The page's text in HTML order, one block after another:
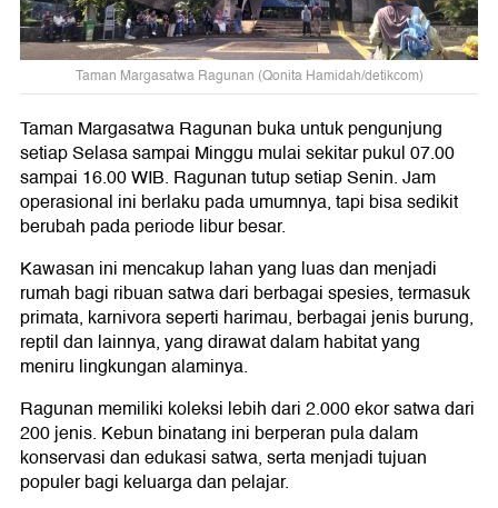
Taman Margasatwa Ragunan (Qonita Hamidah/detikcom)
Taman Margasatwa Ragunan buka untuk pengunjung
setiap Selasa sampai Minggu mulai sekitar pukul 07.00
sampai 16.00 WIB. Ragunan tutup setiap Senin. Jam
operasional ini berlaku pada umumnya, tapi bisa sedikit
berubah pada periode libur besar.
Kawasan ini mencakup lahan yang luas dan menjadi
rumah bagi ribuan satwa dari berbagai spesies, termasuk
primata, karnivora seperti harimau, berbagai jenis burung,
reptil dan lainnya, yang dirawat dalam habitat yang
meniru lingkungan alaminya.
Ragunan memiliki koleksi lebih dari 2.000 ekor satwa dari
200 jenis. Kebun binatang ini berperan pula dalam
konservasi dan edukasi satwa, serta menjadi tujuan
populer bagi keluarga dan pelajar.